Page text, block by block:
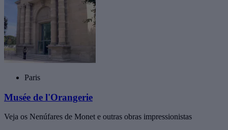
Paris
Musée de l'Orangerie
Veja os Nenúfares de Monet e outras obras impressionistas